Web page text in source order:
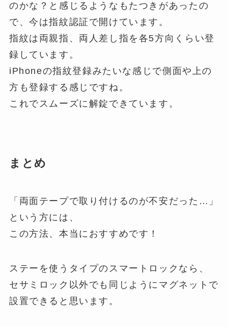
のかな？と感じるようなもたつきがあったの
で、今は指紋認証で開けています。
指紋は両親指、両人差し指を各5方向くらい登
録しています。
iPhoneの指紋登録みたいな感じで側面や上の
方も登録する感じですね。
これでスムーズに解錠できています。
まとめ
「両面テープで取り付けるのが不安だった…」
という方には、
この方法、本当におすすめです！
ステーを使うタイプのスマートロックなら、
セサミロック以外でも同じようにマグネットで
設置できると思います。